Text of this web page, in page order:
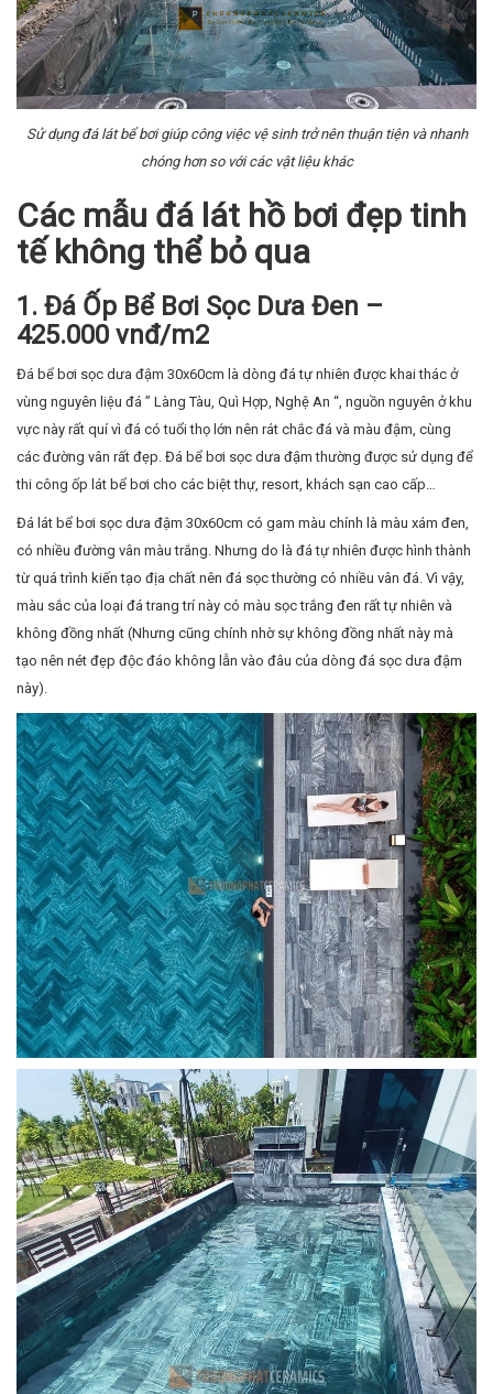
Sử dụng đá lát bể bơi giúp công việc vệ sinh trở nên thuận tiện và nhanh
chóng hơn so với các vật liệu khác
Các mẫu đá lát hồ bơi đẹp tinh
tế không thể bỏ qua
1. Đá Ốp Bể Bơi Sọc Dưa Đen –
425.000 vnđ/m2
Đá bể bơi sọc dưa đậm 30x60cm là dòng đá tự nhiên được khai thác ở
vùng nguyên liệu đá ” Làng Tàu, Quì Hợp, Nghệ An “, nguồn nguyên ở khu
vực này rất quí vì đá có tuổi thọ lớn nên rát chắc đá và màu đậm, cùng
các đường vân rất đẹp. Đá bể bơi sọc dưa đậm thường được sử dụng để
thi công ốp lát bể bơi cho các biệt thự, resort, khách sạn cao cấp…
Đá lát bể bơi sọc dưa đậm 30x60cm có gam màu chính là màu xám đen,
có nhiều đường vân màu trắng. Nhưng do là đá tự nhiên được hình thành
từ quá trình kiến tạo địa chất nên đá sọc thường có nhiều vân đá. Vì vậy,
màu sắc của loại đá trang trí này có màu sọc trắng đen rất tự nhiên và
không đồng nhất (Nhưng cũng chính nhờ sự không đồng nhất này mà
tạo nên nét đẹp độc đáo không lẫn vào đâu của dòng đá sọc dưa đậm
này).